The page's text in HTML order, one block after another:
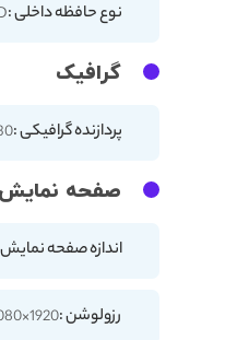
نوع حافظه داخلی :
گرافیک
پردازنده گرافیکی :
صفحه نمایش
اندازه صفحه
رزولوشن :1920×1080